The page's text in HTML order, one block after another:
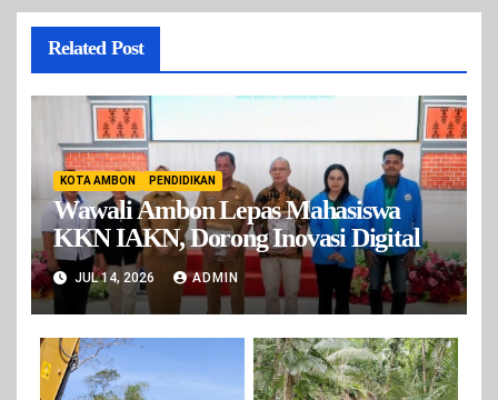
Related Post
KOTA AMBON PENDIDIKAN
Wawali Ambon Lepas Mahasiswa
KKN IAKN, Dorong Inovasi Digital
JUL 14, 2026 ADMIN